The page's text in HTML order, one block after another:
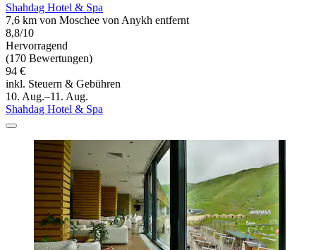
Shahdag Hotel & Spa
7,6 km von Moschee von Anykh entfernt
8,8/10
Hervorragend
(170 Bewertungen)
94 €
inkl. Steuern & Gebühren
10. Aug.–11. Aug.
Shahdag Hotel & Spa